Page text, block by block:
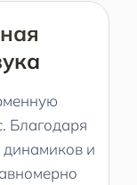
Благодаря
и